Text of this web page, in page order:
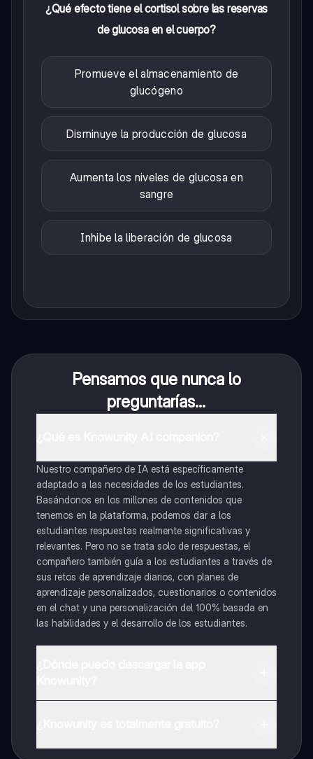
¿Qué efecto tiene el cortisol sobre las reservas
de glucosa en el cuerpo?
Promueve el almacenamiento de
glucógeno
Disminuye la producción de glucosa
Aumenta los niveles de glucosa en
sangre
Inhibe la liberación de glucosa
Pensamos que nunca lo
preguntarías...
Nuestro compañero de IA está específicamente
adaptado a las necesidades de los estudiantes.
Basándonos en los millones de contenidos que
tenemos en la plataforma, podemos dar a los
estudiantes respuestas realmente significativas y
relevantes. Pero no se trata solo de respuestas, el
compañero también guía a los estudiantes a través de
sus retos de aprendizaje diarios, con planes de
aprendizaje personalizados, cuestionarios o contenidos
en el chat y una personalización del 100% basada en
las habilidades y el desarrollo de los estudiantes.